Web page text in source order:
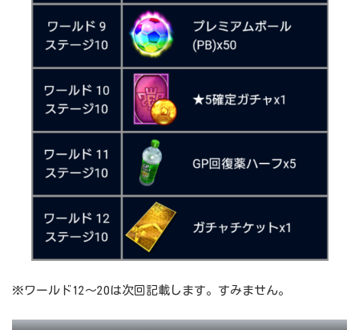
※ワールド12～20は次回記載します。すみません。